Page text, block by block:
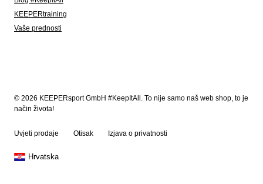
KEEPERtraining
Vaše prednosti
© 2026 KEEPERsport GmbH #KeepItAll. To nije samo naš web shop, to je
način života!
Uvjeti prodaje Otisak Izjava o privatnosti
Hrvatska